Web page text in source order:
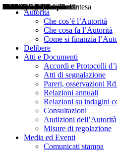
Autorità
Che cos’è l’Autorità
Che cosa fa l’Autorità
Come si finanzia
Delibere
Atti e Documenti
Accordi e Protocolli
Atti di segnalazione
Pareri, osservazioni
Relazioni annuali
Relazioni su indagini
Consultazioni
Audizioni dell’Autorità
Misure di regolazione
Media ed Eventi
Comunicati stampa
Delibere
Pareri
Consultazioni
Audizioni
Atti di Segnalazione
Accordi e Protocolli d'Intesa
Relazioni annuali
Misure di regolazione
Notizie
Comunicati Stampa
Bollettini ART
Convegni ART
Interviste del Presidente
Articoli in primo piano
Interventi del Presidente
2004
2005
2010
2013
2014
2015
2016
2017
2018
2019
202
2020
2021
2022
2023
2024
2025
2026
Aereo
Marittimo
Terrestre